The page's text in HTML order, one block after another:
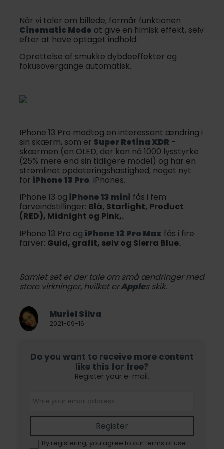
Når vi taler om billede, formår funktionen
Cinematic Mode at give en filmisk effekt, selv
efter at have optaget indhold.
Oprettelse af smukke dybdeeffekter og
fokusovergange automatisk.
IPhone 13 Pro modtog en interessant ændring i
sin skærm, som er Super Retina XDR -
skærmen (en OLED, der kan nå 1000 lysstyrke
(25% mere end sin tidligere model) og har en
strømlinet opdateringshastighed, noget nyt
for iPhone 13 Pro. IPhones.
IPhone 13 og iPhone 13 mini fås i fem
farveindstillinger: Blå, Starlight, Product
(RED), Midnight og Pink,.
IPhone 13 Pro og iPhone 13 Pro Max fås i fire
farver: Guld, grafit, sølv og Sierra Blue.
Samlet set er der tale om små ændringer med
store virkninger, hvilket erApples skik.
Muriel Silva
2021-09-16
Do you want to receive more content
like this for free?
Register your e-mail.
Register
By registering, you agree to our terms of use